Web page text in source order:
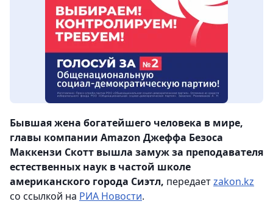
Бывшая жена богатейшего человека в мире,
главы компании Amazon Джеффа Безоса
Маккензи Скотт вышла замуж за преподавателя
естественных наук в частой школе
американского города Сиэтл, передаетzakon.kz
со ссылкой на РИА Новости.